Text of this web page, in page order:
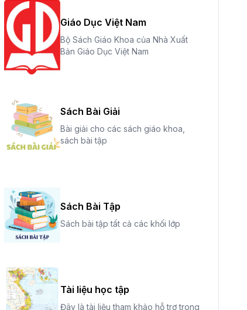
Giáo Dục Việt Nam
Bộ Sách Giáo Khoa của Nhà Xuất
Bản Giáo Dục Việt Nam
Sách Bài Giải
Bài giải cho các sách giáo khoa,
sách bài tập
Sách Bài Tập
Sách bài tập tất cả các khối lớp
Tài liệu học tập
Đây là tài liệu tham khảo hỗ trợ trong